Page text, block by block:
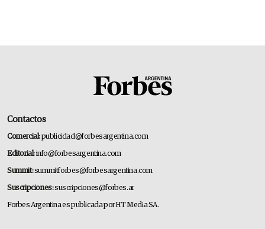
Contactos
Comercial:publicidad@forbesargentina.com
Editorial:info@forbesargentina.com
Summit:summitforbes@forbesargentina.com
Suscripciones:suscripciones@forbes.ar
Forbes Argentina es publicada por HT Media SA.